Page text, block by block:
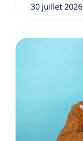
30 juillet 2026